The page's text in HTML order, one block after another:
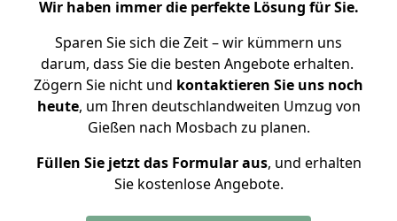
Wir haben immer die perfekte Lösung für Sie.
Sparen Sie sich die Zeit – wir kümmern uns
darum, dass Sie die besten Angebote erhalten.
Zögern Sie nicht und kontaktieren Sie uns noch
heute, um Ihren deutschlandweiten Umzug von
Gießen nach Mosbach zu planen.
Füllen Sie jetzt das Formular aus, und erhalten
Sie kostenlose Angebote.